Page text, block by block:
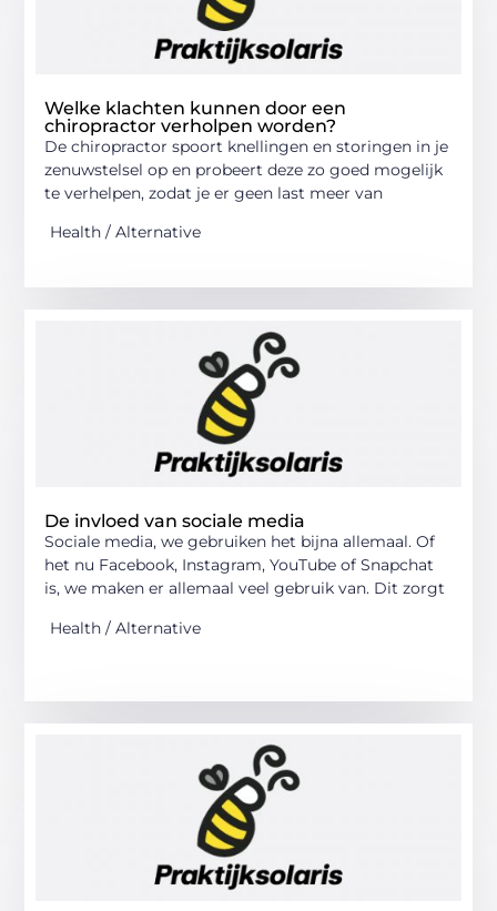
Welke klachten kunnen door een
chiropractor verholpen worden?
De chiropractor spoort knellingen en storingen in je
zenuwstelsel op en probeert deze zo goed mogelijk
te verhelpen, zodat je er geen last meer van
Health / Alternative
De invloed van sociale media
Sociale media, we gebruiken het bijna allemaal. Of
het nu Facebook, Instagram, YouTube of Snapchat
is, we maken er allemaal veel gebruik van. Dit zorgt
Health / Alternative